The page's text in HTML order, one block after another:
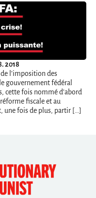
2018
l’imposition des
gouvernement fédéral
cette fois nommé d’abord
fiscale et au
une fois de plus, partir […]